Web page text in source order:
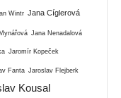
Wintr Jana Cíglerová
Jana Nenadalová
Jaromír Kopeček
Fanta Jaroslav Flejberk
Kousal